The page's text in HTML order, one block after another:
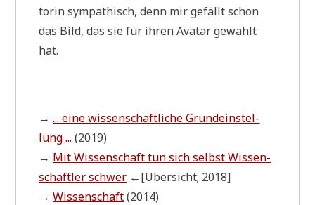
to­rin sym­pa­thisch, denn mir gefällt schon
das Bild, das sie für ihren Ava­tar gewählt
hat.
→... eine wis­sen­schaft­li­che Grund­ein­stel­
lung ... (2019)
→ Mit Wis­sen­schaft tun sich selbst Wis­sen­
schaft­ler schwer ←[Über­sicht; 2018]
→Wis­sen­schaft(2014)